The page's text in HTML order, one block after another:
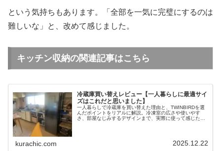
という気持ちもあります。「全部を一気に完璧にするのは
難しいな」と、改めて感じました。
キッチン収納の関連記事はこちら
冷蔵庫買い替えレビュー【一人暮らしに最適サイ
ズはこれだと思いました】
一人暮らしで冷蔵庫を買い替えた理由と、TWINBIRDを選
んだポイントをリアルに解説。冷凍室の広さや使いやす
さ、部屋なじみするデザインまで、実際に使って感じたメ
kurachic.com 2025.12.22